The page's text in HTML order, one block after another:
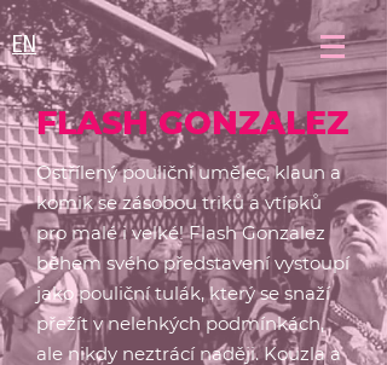
EN
FLASH GONZALEZ
Ostřílený pouliční umělec, klaun a
komik se zásobou triků a vtípků
pro malé i velké! Flash Gonzalez
během svého představení vystoupí
jako pouliční tulák, který se snaží
přežít v nelehkých podmínkách,
ale nikdy neztrácí naději. Kouzla a